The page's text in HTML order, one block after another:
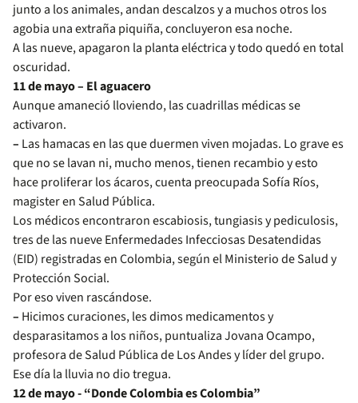
junto a los animales, andan descalzos y a muchos otros los
agobia una extraña piquiña, concluyeron esa noche.
A las nueve, apagaron la planta eléctrica y todo quedó en total
oscuridad.
11 de mayo – El aguacero
Aunque amaneció lloviendo, las cuadrillas médicas se
activaron.
– Las hamacas en las que duermen viven mojadas. Lo grave es
que no se lavan ni, mucho menos, tienen recambio y esto
hace proliferar los ácaros, cuenta preocupada Sofía Ríos,
magister en Salud Pública.
Los médicos encontraron escabiosis, tungiasis y pediculosis,
tres de las nueve Enfermedades Infecciosas Desatendidas
(EID) registradas en Colombia, según el Ministerio de Salud y
Protección Social.
Por eso viven rascándose.
– Hicimos curaciones, les dimos medicamentos y
desparasitamos a los niños, puntualiza Jovana Ocampo,
profesora de Salud Pública de Los Andes y líder del grupo.
Ese día la lluvia no dio tregua.
12 de mayo - “Donde Colombia es Colombia”